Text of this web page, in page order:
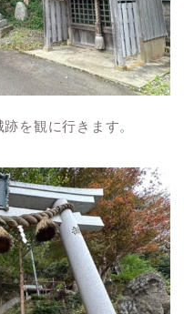
を観に行きます。